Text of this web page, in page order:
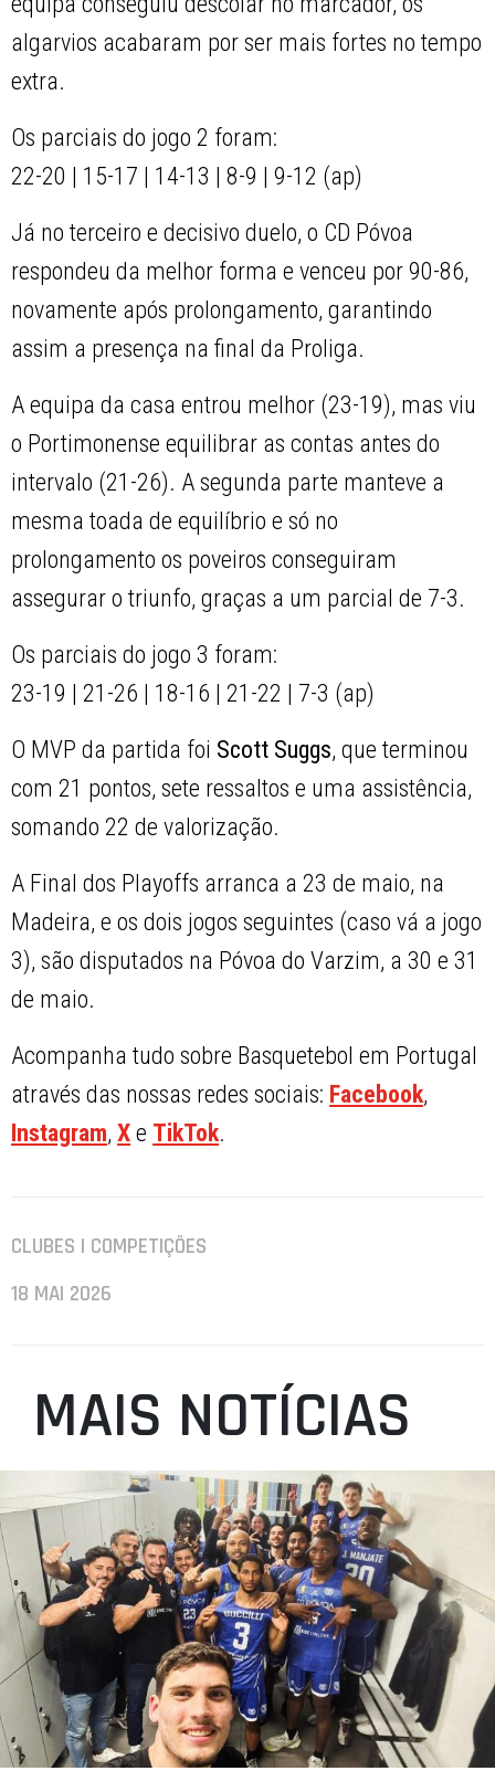
algarvios acabaram por ser mais fortes no tempo
extra.
Os parciais do jogo 2 foram:
22-20 | 15-17 | 14-13 | 8-9 | 9-12 (ap)
Já no terceiro e decisivo duelo, o CD Póvoa
respondeu da melhor forma e venceu por 90-86,
novamente após prolongamento, garantindo
assim a presença na final da Proliga.
A equipa da casa entrou melhor (23-19), mas viu
o Portimonense equilibrar as contas antes do
intervalo (21-26). A segunda parte manteve a
mesma toada de equilíbrio e só no
prolongamento os poveiros conseguiram
assegurar o triunfo, graças a um parcial de 7-3.
Os parciais do jogo 3 foram:
23-19 | 21-26 | 18-16 | 21-22 | 7-3 (ap)
O MVP da partida foi Scott Suggs, que terminou
com 21 pontos, sete ressaltos e uma assistência,
somando 22 de valorização.
A Final dos Playoffs arranca a 23 de maio, na
Madeira, e os dois jogos seguintes (caso vá a jogo
3), são disputados na Póvoa do Varzim, a 30 e 31
de maio.
Acompanha tudo sobre Basquetebol em Portugal
através das nossas redes sociais: Facebook,
Instagram,X e TikTok.
CLUBES | COMPETIÇÕES
18 MAI 2026
MAIS NOTÍCIAS